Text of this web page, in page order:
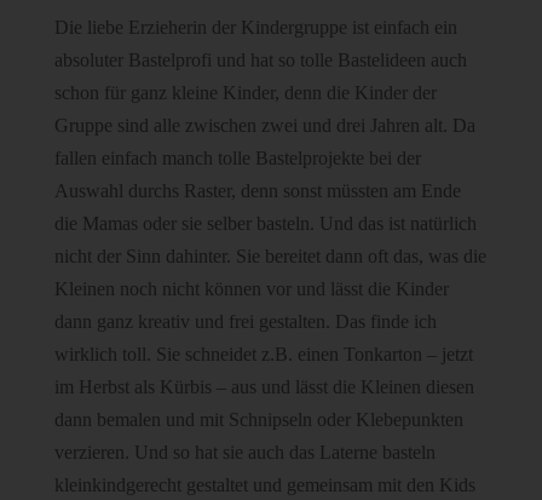
Die liebe Erzieherin der Kindergruppe ist einfach ein
absoluter Bastelprofi und hat so tolle Bastelideen auch
schon für ganz kleine Kinder, denn die Kinder der
Gruppe sind alle zwischen zwei und drei Jahren alt. Da
fallen einfach manch tolle Bastelprojekte bei der
Auswahl durchs Raster, denn sonst müssten am Ende
die Mamas oder sie selber basteln. Und das ist natürlich
nicht der Sinn dahinter. Sie bereitet dann oft das, was die
Kleinen noch nicht können vor und lässt die Kinder
dann ganz kreativ und frei gestalten. Das finde ich
wirklich toll. Sie schneidet z.B. einen Tonkarton – jetzt
im Herbst als Kürbis – aus und lässt die Kleinen diesen
dann bemalen und mit Schnipseln oder Klebepunkten
verzieren. Und so hat sie auch das Laterne basteln
kleinkindgerecht gestaltet und gemeinsam mit den Kids